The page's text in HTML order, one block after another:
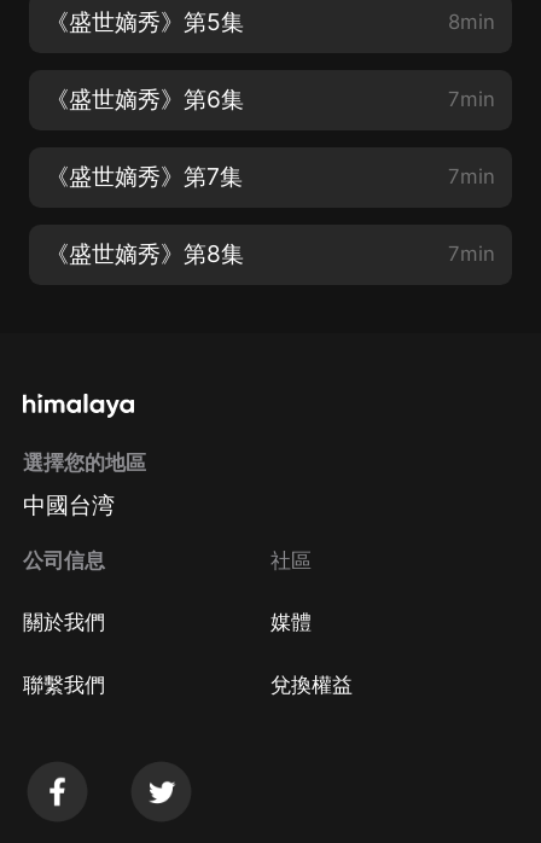
《盛世嫡秀》第5集 8min
《盛世嫡秀》第6集 7min
《盛世嫡秀》第7集 7min
《盛世嫡秀》第8集 7min
選擇您的地區
中國台湾
公司信息
關於我們
聯繫我們
社區
媒體
兌換權益